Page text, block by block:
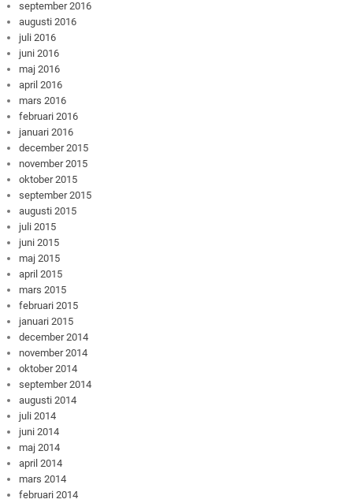
september 2016
augusti 2016
juli 2016
juni 2016
maj 2016
april 2016
mars 2016
februari 2016
januari 2016
december 2015
november 2015
oktober 2015
september 2015
augusti 2015
juli 2015
juni 2015
maj 2015
april 2015
mars 2015
februari 2015
januari 2015
december 2014
november 2014
oktober 2014
september 2014
augusti 2014
juli 2014
juni 2014
maj 2014
april 2014
mars 2014
februari 2014